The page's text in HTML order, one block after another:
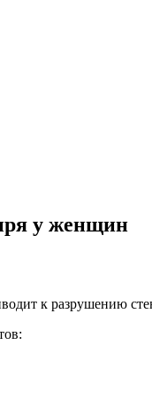
у женщин
к разрушению